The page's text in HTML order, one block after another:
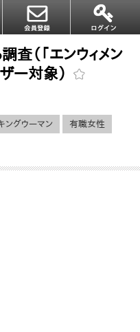
査（「エンウィメン
ー対象）
ングウーマン 有職女性